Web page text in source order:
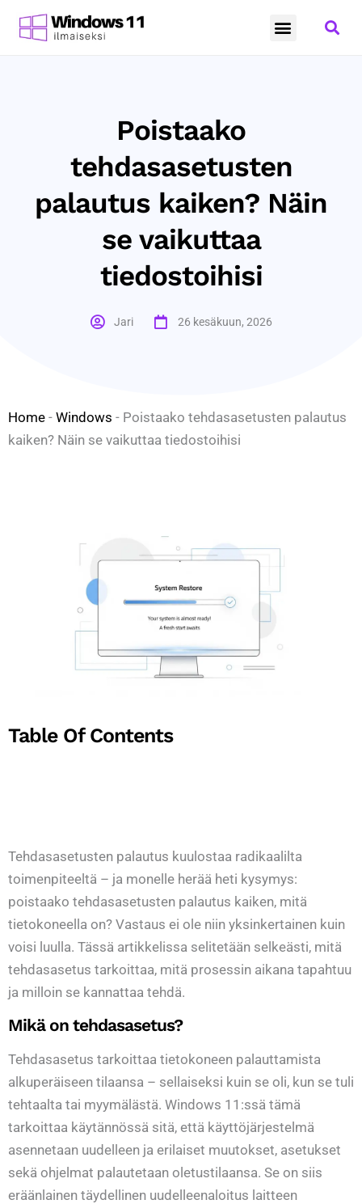
Poistaako
tehdasasetusten
palautus kaiken? Näin
se vaikuttaa
tiedostoihisi
Jari 26 kesäkuun, 2026
Home - Windows - Poistaako tehdasasetusten palautus
kaiken? Näin se vaikuttaa tiedostoihisi
Table Of Contents
Tehdasasetusten palautus kuulostaa radikaalilta
toimenpiteeltä – ja monelle herää heti kysymys:
poistaako tehdasasetusten palautus kaiken, mitä
tietokoneella on? Vastaus ei ole niin yksinkertainen kuin
voisi luulla. Tässä artikkelissa selitetään selkeästi, mitä
tehdasasetus tarkoittaa, mitä prosessin aikana tapahtuu
ja milloin se kannattaa tehdä.
Mikä on tehdasasetus?
Tehdasasetus tarkoittaa tietokoneen palauttamista
alkuperäiseen tilaansa – sellaiseksi kuin se oli, kun se tuli
tehtaalta tai myymälästä. Windows 11:ssä tämä
tarkoittaa käytännössä sitä, että käyttöjärjestelmä
asennetaan uudelleen ja erilaiset muutokset, asetukset
sekä ohjelmat palautetaan oletustilaansa. Se on siis
eräänlainen täydellinen uudelleenaloitus laitteen